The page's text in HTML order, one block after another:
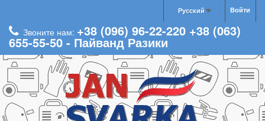
Войти
Русский
Звоните нам: +38 (096) 96-22-220 +38 (063)
655-55-50 - Пайванд Разики